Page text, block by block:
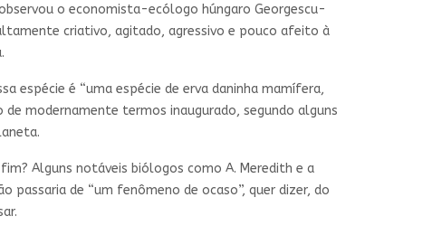
o economista-ecólogo húngaro Georgescu-
criativo, agitado, agressivo e pouco afeito à
espécie é “uma espécie de erva daninha mamífera,
modernamente termos inaugurado, segundo alguns
Alguns notáveis biólogos como A. Meredith e a
de “um fenômeno de ocaso”, quer dizer, do